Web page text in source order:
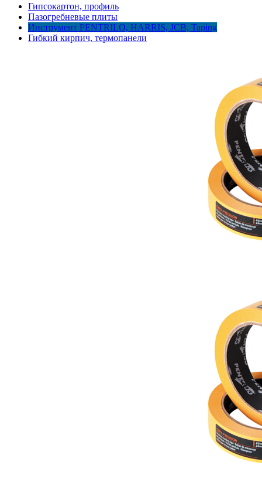
Гипсокартон, профиль
Пазогребневые плиты
Инструмент PENTRILO, HARRIS, JCB, Taping
Гибкий кирпич, термопанели